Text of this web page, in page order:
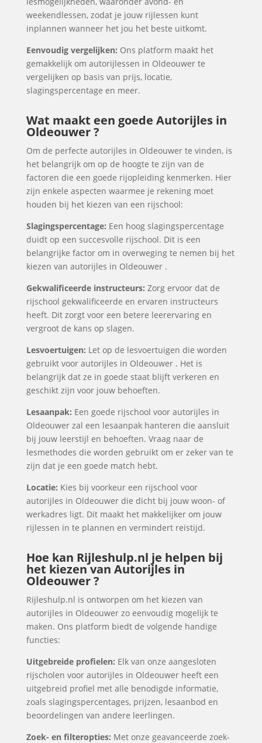
weekendlessen, zodat je jouw rijlessen kunt
inplannen wanneer het jou het beste uitkomt.
Eenvoudig vergelijken: Ons platform maakt het
gemakkelijk om autorijlessen in Oldeouwer te
vergelijken op basis van prijs, locatie,
slagingspercentage en meer.
Wat maakt een goede Autorijles in
Oldeouwer ?
Om de perfecte autorijles in Oldeouwer te vinden, is
het belangrijk om op de hoogte te zijn van de
factoren die een goede rijopleiding kenmerken. Hier
zijn enkele aspecten waarmee je rekening moet
houden bij het kiezen van een rijschool:
Slagingspercentage: Een hoog slagingspercentage
duidt op een succesvolle rijschool. Dit is een
belangrijke factor om in overweging te nemen bij het
kiezen van autorijles in Oldeouwer .
Gekwalificeerde instructeurs: Zorg ervoor dat de
rijschool gekwalificeerde en ervaren instructeurs
heeft. Dit zorgt voor een betere leerervaring en
vergroot de kans op slagen.
Lesvoertuigen: Let op de lesvoertuigen die worden
gebruikt voor autorijles in Oldeouwer . Het is
belangrijk dat ze in goede staat blijft verkeren en
geschikt zijn voor jouw behoeften.
Lesaanpak: Een goede rijschool voor autorijles in
Oldeouwer zal een lesaanpak hanteren die aansluit
bij jouw leerstijl en behoeften. Vraag naar de
lesmethodes die worden gebruikt om er zeker van te
zijn dat je een goede match hebt.
Locatie: Kies bij voorkeur een rijschool voor
autorijles in Oldeouwer die dicht bij jouw woon- of
werkadres ligt. Dit maakt het makkelijker om jouw
rijlessen in te plannen en vermindert reistijd.
Hoe kan Rijleshulp.nl je helpen bij
het kiezen van Autorijles in
Oldeouwer ?
Rijleshulp.nl is ontworpen om het kiezen van
autorijles in Oldeouwer zo eenvoudig mogelijk te
maken. Ons platform biedt de volgende handige
functies:
Uitgebreide profielen: Elk van onze aangesloten
rijscholen voor autorijles in Oldeouwer heeft een
uitgebreid profiel met alle benodigde informatie,
zoals slagingspercentages, prijzen, lesaanbod en
beoordelingen van andere leerlingen.
Zoek- en filteropties: Met onze geavanceerde zoek-